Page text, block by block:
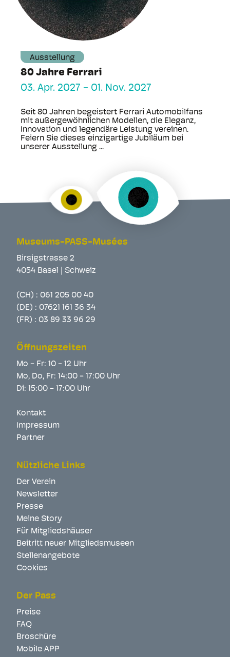
Ausstellung
80 Jahre Ferrari
03. Apr. 2027 - 01. Nov. 2027
Seit 80 Jahren begeistert Ferrari Automobilfans
mit außergewöhnlichen Modellen, die Eleganz,
Innovation und legendäre Leistung vereinen.
Feiern Sie dieses einzigartige Jubiläum bei
unserer Ausstellung ...
Museums-PASS-Musées
Birsigstrasse 2
4054 Basel | Schweiz
(CH) : 061 205 00 40
(DE) : 07621 161 36 34
(FR) : 03 89 33 96 29
Öffnungszeiten
Mo - Fr: 10 - 12 Uhr
Mo, Do, Fr: 14:00 - 17:00 Uhr
Di: 15:00 - 17:00 Uhr
Kontakt
Impressum
Partner
Nützliche Links
Der Verein
Newsletter
Presse
Meine Story
Für Mitgliedshäuser
Beitritt neuer Mitgliedsmuseen
Stellenangebote
Cookies
Der Pass
Preise
FAQ
Broschüre
Mobile APP